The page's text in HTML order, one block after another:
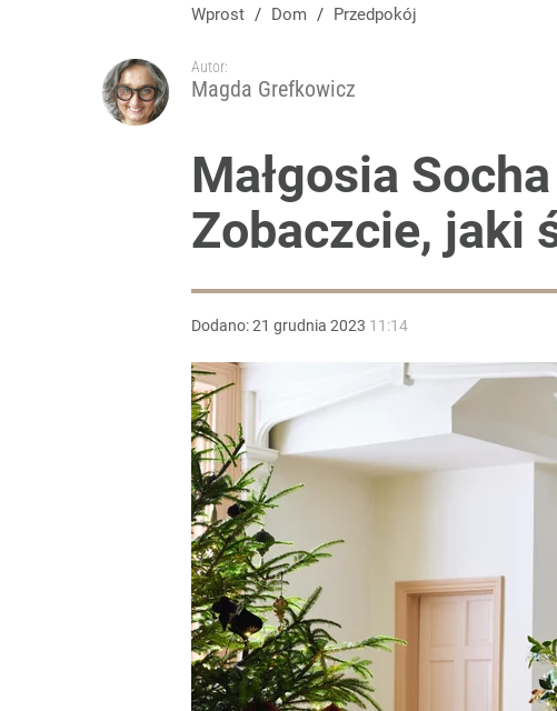
Pranie pachnie obłędnie. Ten patent z Sycylii zastępuje
dodaj
Tajemnica paragonów grozy. Tak restauratorzy
Wprost / Dom / Przedpokój
Autor:
Magda Grefkowicz
Małgosia
Zobaczcie, jaki
Dodano:21 grudnia 2023 11:14